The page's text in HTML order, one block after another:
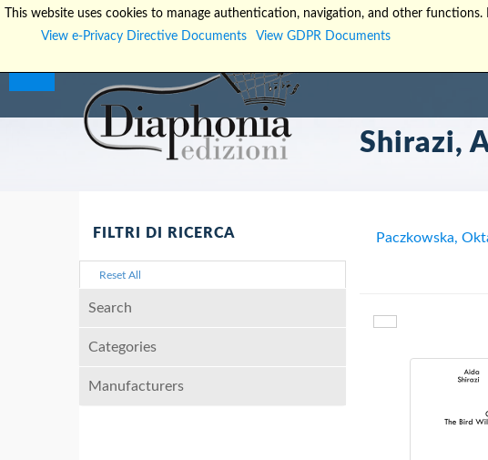
Paczkowska,
Shirazi,
FILTRI DI RICERCA
Reset All
Search
Categories
Manufacturers
This website uses cookies to manage authentication, navigation, and other
View e-Privacy Directive Documents
View GDPR Documents